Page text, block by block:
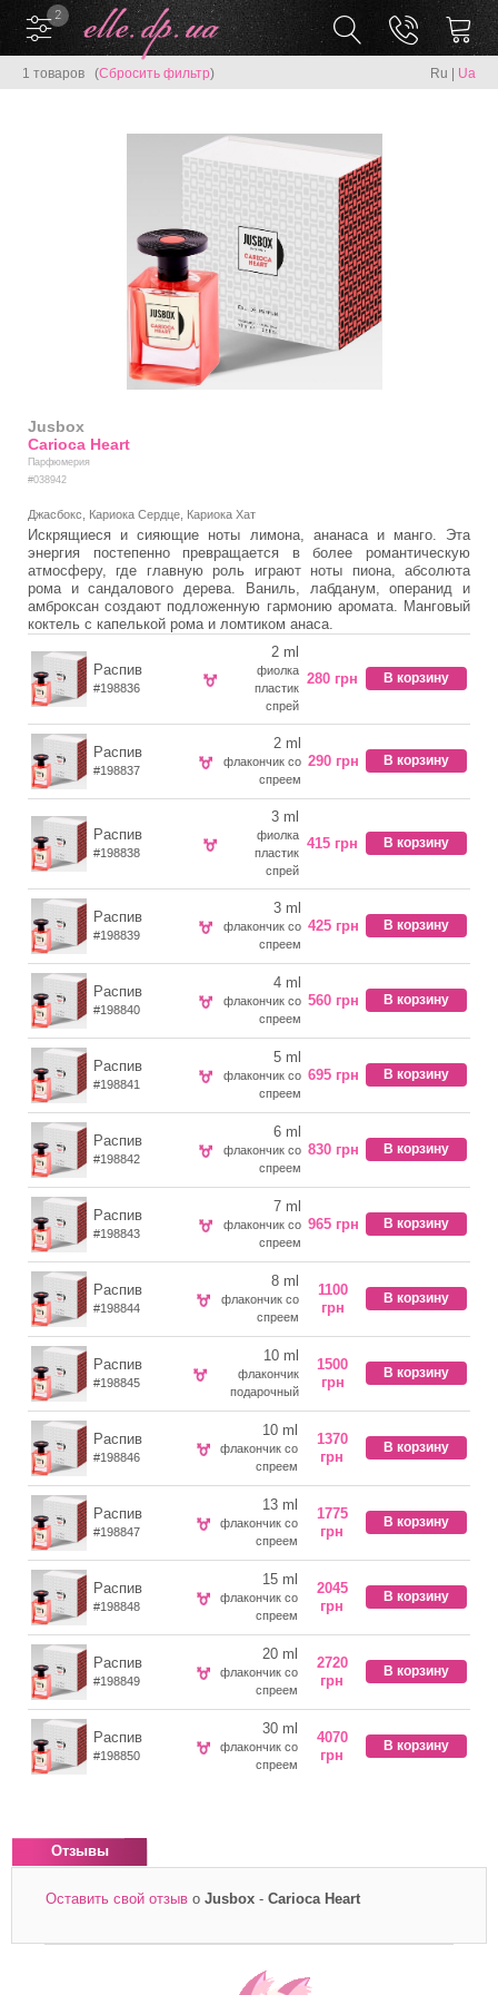
2
1 товаров (Сбросить фильтр) Ru Ua
Jusbox
Carioca Heart
Парфюмерия
#038942
Джасбокс, Кариока Сердце, Кариока Хат
Искрящиеся и сияющие ноты лимона, ананаса и манго. Эта
энергия постепенно превращается в более романтическую
атмосферу, где главную роль играют ноты пиона, абсолюта
рома и сандалового дерева. Ваниль, лабданум, операнид и
амброксан создают подложенную гармонию аромата. Манговый
коктель с капелькой рома и ломтиком анаса.
Распив
#198836
2 ml
фиолка
пластик
спрей
280 грн В корзину
Распив
#198837
2 ml
флакончик со
спреем
290 грн В корзину
Распив
#198838
3 ml
фиолка
пластик
спрей
415 грн В корзину
Распив
#198839
3 ml
флакончик со
спреем
425 грн В корзину
Распив
#198840
4 ml
флакончик со
спреем
560 грн В корзину
Распив
#198841
5 ml
флакончик со
спреем
695 грн В корзину
Распив
#198842
6 ml
флакончик со
спреем
830 грн В корзину
Распив
#198843
7 ml
флакончик со
спреем
965 грн В корзину
Распив
#198844
8 ml
флакончик со
спреем
1100
грн
В корзину
Распив
#198845
10 ml
флакончик
подарочный
1500
грн
В корзину
Распив
#198846
10 ml
флакончик со
спреем
1370
грн
В корзину
Распив
#198847
13 ml
флакончик со
спреем
1775
грн
В корзину
Распив
#198848
15 ml
флакончик со
спреем
2045
грн
В корзину
Распив
#198849
20 ml
флакончик со
спреем
2720
грн
В корзину
Распив
#198850
30 ml
флакончик со
спреем
4070
грн
В корзину
Отзывы
Оставить свой отзыв о Jusbox - Carioca Heart